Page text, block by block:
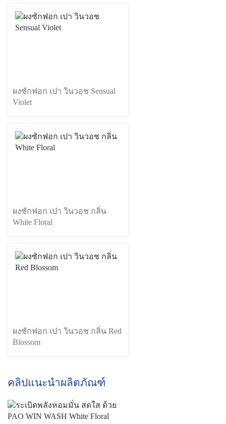
ผงซักฟอก เปา วินวอช Sensual
Violet
ผงซักฟอก เปา วินวอช กลิ่น
White Floral
ผงซักฟอก เปา วินวอช กลิ่น Red
Blossom
คลิปแนะนำผลิตภัณฑ์